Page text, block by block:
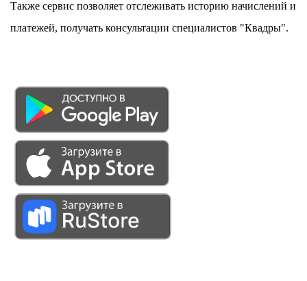
Также сервис позволяет отслеживать историю начислений и
платежей, получать консультации специалистов "Квадры".